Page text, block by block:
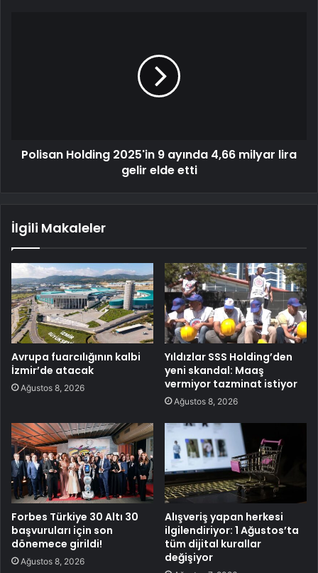
Polisan Holding 2025'in 9 ayında 4,66 milyar lira
gelir elde etti
İlgili Makaleler
Avrupa fuarcılığının kalbi
İzmir’de atacak
Ağustos 8, 2026
Yıldızlar SSS Holding’den
yeni skandal: Maaş
vermiyor tazminat istiyor
Ağustos 8, 2026
Forbes Türkiye 30 Altı 30
başvuruları için son
dönemece girildi!
Ağustos 8, 2026
Alışveriş yapan herkesi
ilgilendiriyor: 1 Ağustos’ta
tüm dijital kurallar
değişiyor